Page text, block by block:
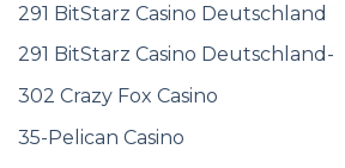
291 BitStarz Casino Deutschland
291 BitStarz Casino Deutschland-
302 Crazy Fox Casino
35-Pelican Casino